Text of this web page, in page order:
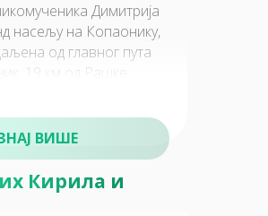
Димитрија
насељу на Копаонику,
од главног пута
19 км од Рашке.
ВИШЕ
Кирила и